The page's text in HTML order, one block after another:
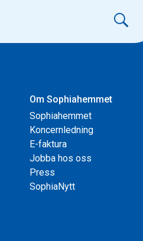
Om Sophiahemmet
Sophiahemmet
Koncernledning
E-faktura
Jobba hos oss
Press
SophiaNytt